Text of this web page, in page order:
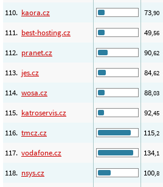
110. kaora.cz 73,90
111. best-hosting.cz 49,56
112. pranet.cz 90,62
113. jes.cz 84,62
114. wosa.cz 88,03
115. katroservis.cz 92,45
116. tmcz.cz 115,2
117. vodafone.cz 134,1
118. nsys.cz 100,8